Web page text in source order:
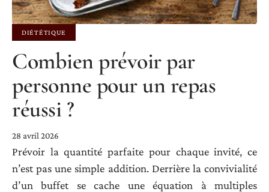
DIÉTÉTIQUE
Combien prévoir par
personne pour un repas
réussi ?
28 avril 2026
Prévoir la quantité parfaite pour chaque invité, ce
n’est pas une simple addition. Derrière la convivialité
d’un buffet se cache une équation à multiples